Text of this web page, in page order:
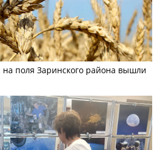
поля Заринского района вышли